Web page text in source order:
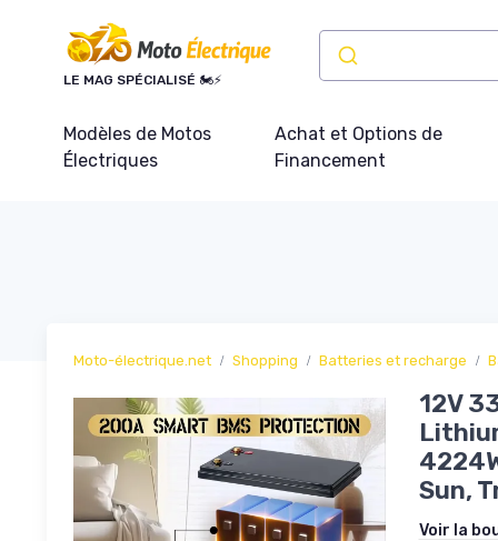
LE MAG SPÉCIALISÉ 🏍️⚡
Modèles de Motos
Électriques
Achat et Options de
Financement
Moto-électrique.net Shopping Batteries et recharge
12V
Sun,
Voir la